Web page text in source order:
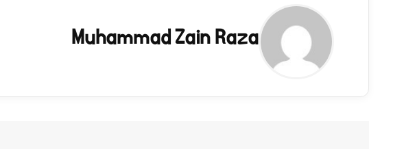
Muhammad Zain Raza